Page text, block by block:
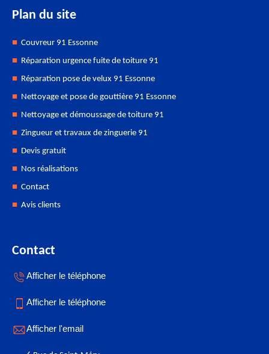
Plan du site
Couvreur 91 Essonne
Réparation urgence fuite de toiture 91
Réparation pose de velux 91 Essonne
Nettoyage et pose de gouttière 91 Essonne
Nettoyage et démoussage de toiture 91
Zingueur et travaux de zinguerie 91
Devis gratuit
Nos réalisations
Contact
Avis clients
Contact
Afficher le téléphone
Afficher le téléphone
Afficher l'email